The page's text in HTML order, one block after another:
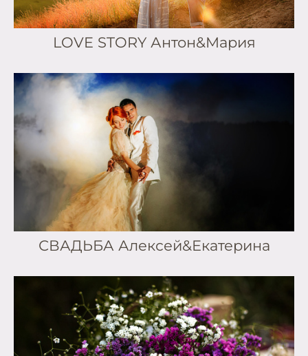
LOVE STORY Антон&Мария
СВАДЬБА Алексей&Екатерина